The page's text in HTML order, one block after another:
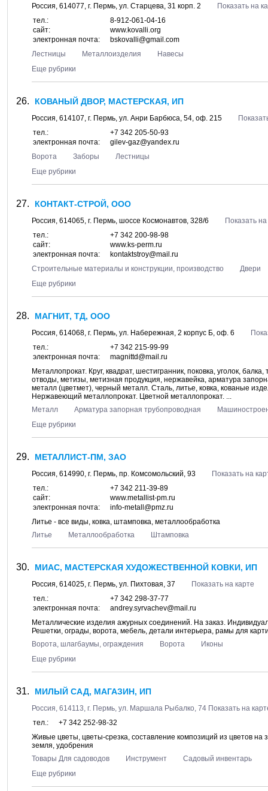
Россия, 614077, г. Пермь, ул. Старцева, 31 корп. 2
Показать на
тел.:
8-912-061-04-16
сайт:
www.kovalli.org
электронная почта:
bskovalli@gmail.com
Лестницы
Металлоизделия
Навесы
Еще рубрики
КОВАНЫЙ ДВОР, МАСТЕРСКАЯ, ИП
Россия, 614107, г. Пермь, ул. Анри Барбюса, 54, оф. 215
тел.:
+7 342 205-50-93
электронная почта:
gilev-gaz@yandex.ru
Ворота
Заборы
Лестницы
Еще рубрики
КОНТАКТ-СТРОЙ, ООО
Россия, 614065, г. Пермь, шоссе Космонавтов, 328/6
Показать
тел.:
+7 342 200-98-98
сайт:
www.ks-perm.ru
электронная почта:
kontaktstroy@mail.ru
Строительные материалы и конструкции, производство
Двери
Еще рубрики
МАГНИТ, ТД, ООО
Россия, 614068, г. Пермь, ул. Набережная, 2 корпус Б, оф. 6
тел.:
+7 342 215-99-99
электронная почта:
magnittd@mail.ru
Металлопрокат. Круг, квадрат, шестигранник, поковка, уголок,
отводы, метизы, метизная продукция, нержавейка, арматура
металл (цветмет), черный металл. Сталь, литье, ковка, кованые
Нержавеющий металлопрокат. Цветной металлопрокат. ...
Металл
Арматура запорная трубопроводная
Еще рубрики
МЕТАЛЛИСТ-ПМ, ЗАО
Россия, 614990, г. Пермь, пр. Комсомольский, 93
Показать на
тел.:
+7 342 211-39-89
сайт:
www.metallist-pm.ru
электронная почта:
infо-metall@pmz.ru
Литье - все виды, ковка, штамповка, металлообработка
Литье
Металлообработка Штамповка
МИАС, МАСТЕРСКАЯ ХУДОЖЕСТВЕННОЙ КОВКИ, ИП
Россия, 614025, г. Пермь, ул. Пихтовая, 37
Показать на карте
тел.:
+7 342 298-37-77
электронная почта:
andrey.syrvachev@mail.ru
Металлические изделия ажурных соединений. На заказ.
Решетки, ограды, ворота, мебель, детали интерьера, рамы для
Ворота, шлагбаумы, ограждения
Ворота
Иконы
Еще рубрики
МИЛЫЙ САД, МАГАЗИН, ИП
Россия, 614113, г. Пермь, ул. Маршала Рыбалко, 74 Показать на
тел.:
+7 342 252-98-32
Живые цветы, цветы-срезка, составление композиций из цветов
земля, удобрения
Товары Для садоводов
Инструмент
Садовый инвентарь
Еще рубрики